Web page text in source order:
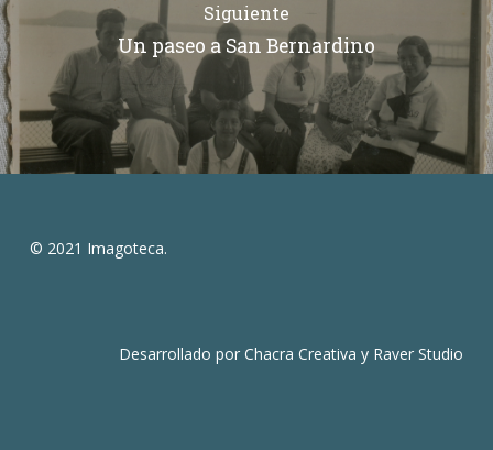
Siguiente
Un paseo a San Bernardino
© 2021 Imagoteca.
Desarrollado porChacra Creativa y Raver Studio